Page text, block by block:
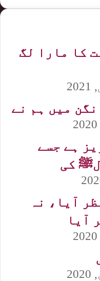
کا مارا لگ
میں ہم نے
ہے جسے
کی
آیا، نہ
آیا